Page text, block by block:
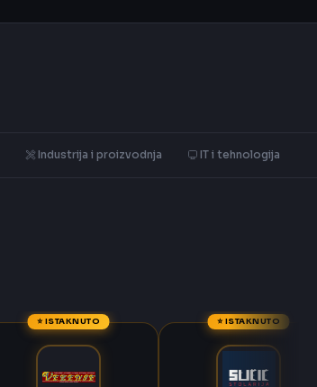
Industrija i proizvodnja IT i tehnologija
⭐ ISTAKNUTO ⭐ ISTAKNUTO